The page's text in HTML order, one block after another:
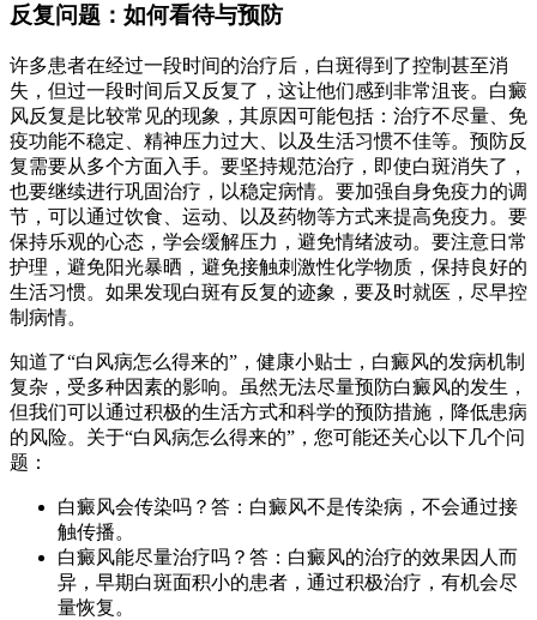
反复问题：如何看待与预防
许多患者在经过一段时间的治疗后，白斑得到了控制甚至消
失，但过一段时间后又反复了，这让他们感到非常沮丧。白癜
风反复是比较常见的现象，其原因可能包括：治疗不尽量、免
疫功能不稳定、精神压力过大、以及生活习惯不佳等。预防反
复需要从多个方面入手。要坚持规范治疗，即使白斑消失了，
也要继续进行巩固治疗，以稳定病情。要加强自身免疫力的调
节，可以通过饮食、运动、以及药物等方式来提高免疫力。要
保持乐观的心态，学会缓解压力，避免情绪波动。要注意日常
护理，避免阳光暴晒，避免接触刺激性化学物质，保持良好的
生活习惯。如果发现白斑有反复的迹象，要及时就医，尽早控
制病情。
知道了“白风病怎么得来的”，健康小贴士，白癜风的发病机制
复杂，受多种因素的影响。虽然无法尽量预防白癜风的发生，
但我们可以通过积极的生活方式和科学的预防措施，降低患病
的风险。关于“白风病怎么得来的”，您可能还关心以下几个问
题：
白癜风会传染吗？答：白癜风不是传染病，不会通过接
触传播。
白癜风能尽量治疗吗？答：白癜风的治疗的效果因人而
异，早期白斑面积小的患者，通过积极治疗，有机会尽
量恢复。